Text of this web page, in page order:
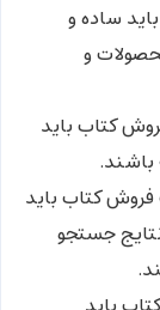
ساده و
و
کتاب باید
باشند.
کتاب باید
جستجو